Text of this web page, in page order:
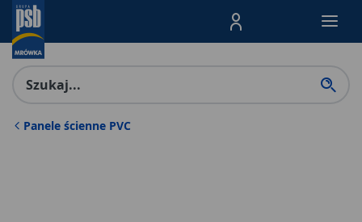
Menu Produktów,
Panele ścienne PVC